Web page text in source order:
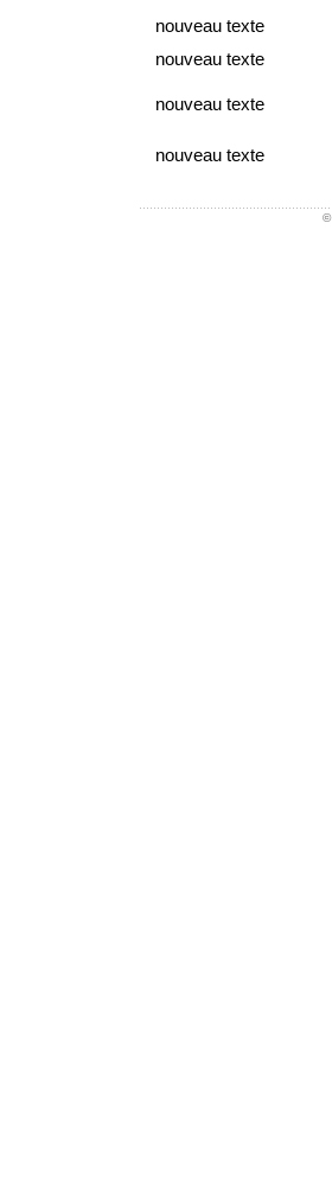
nouveau texte
nouveau texte
nouveau texte
nouveau texte
©